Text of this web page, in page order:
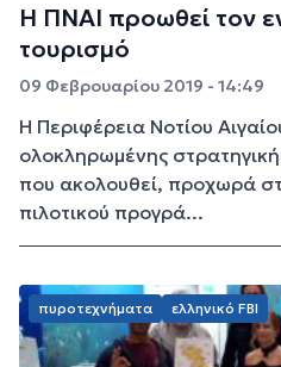
Η ΠΝΑΙ προωθεί τον
τουρισμό
09 Φεβρουαρίου 2019 - 14:49
Η Περιφέρεια Νοτίου
ολοκληρωμένης
που ακολουθεί, προχωρά
πιλοτικού προγρά...
πυροτεχνήματα ελληνικό FBI